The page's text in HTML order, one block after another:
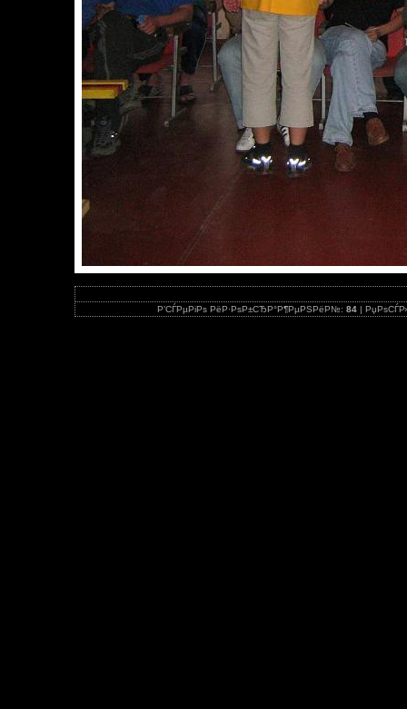
Р’СЃРµРіРѕ РёР·РѕР±СЂР°Р¶РµРЅРёР№: 84 |